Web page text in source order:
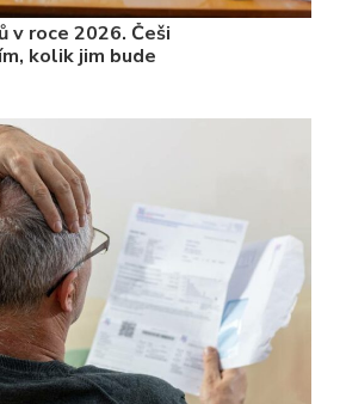
v roce 2026. Češi
kolik jim bude